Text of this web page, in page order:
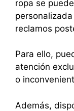
ropa se
reclamos
Para ello,
atención
o
Además,